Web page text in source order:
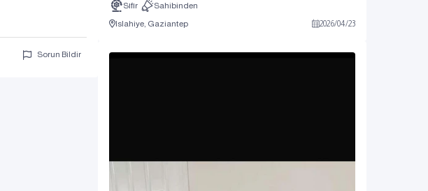
Sorun Bildir
Sıfır
Sahibinden
Islahiye, Gaziantep
2026/04/23